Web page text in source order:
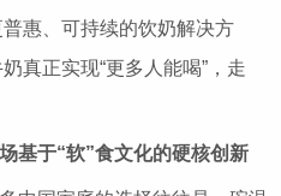
惠、可持续的饮奶解决方
真正实现“更多人能喝”，走
基于“软”食文化的硬核创新